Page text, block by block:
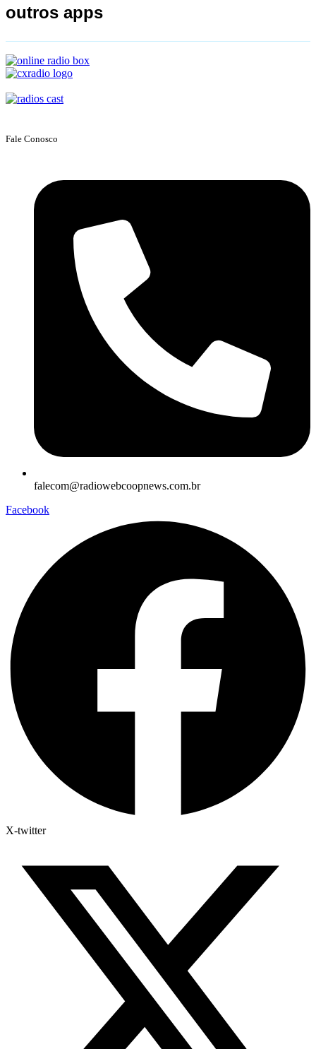
outros apps
Fale Conosco
falecom@radiowebcoopnews.com.br
Facebook
X-twitter